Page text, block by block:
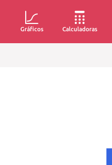
Gráficos Calculadoras